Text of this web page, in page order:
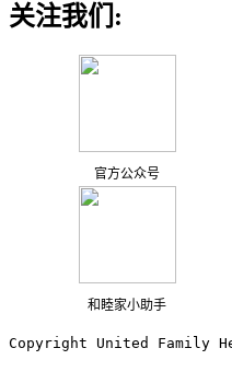
关注我们:
官方公众号
和睦家小助手
Copyright United Family